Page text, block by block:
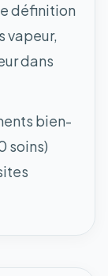
définition
vapeur,
dans
bien-
soins)